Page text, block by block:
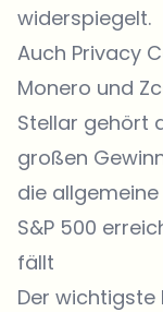
widerspiegelt.
Auch Privacy
Monero und
Stellar gehört
großen
die
S&P 500
fällt
Der wichtigste